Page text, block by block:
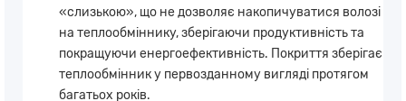
«слизькою», що не дозволяє накопичуватися волозі
на теплообміннику, зберігаючи продуктивність та
покращуючи енергоефективність. Покриття зберігає
теплообмінник у первозданному вигляді протягом
багатьох років.